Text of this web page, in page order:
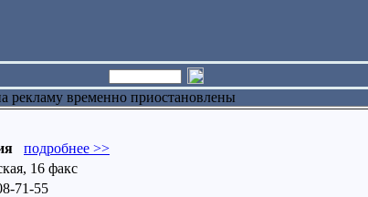
рекламу временно приостановлены
подробнее >>
16 факс
71-55